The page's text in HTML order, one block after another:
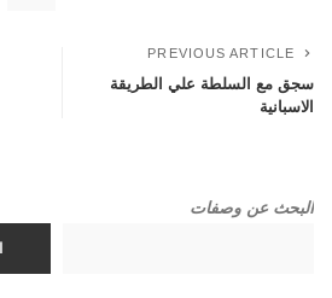
PREVIOUS ARTICLE
سجق مع السلطة علي الطريقة
الاسبانية
البحث عن وصفات